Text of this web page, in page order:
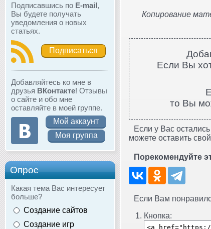
Подписавшись по E-mail,
Вы будете получать
уведомления о новых
статьях.
Подписаться
Добавляйтесь ко мне в
друзья ВКонтакте! Отзывы
о сайте и обо мне
оставляйте в моей группе.
Мой аккаунт
Моя группа
Опрос
Какая тема Вас интересует
больше?
Создание сайтов
Создание игр
Копирование
Если Вы
то Вы
Если у Вас
можете оставить
Порекомендуйте
Если Вам
Кнопка: